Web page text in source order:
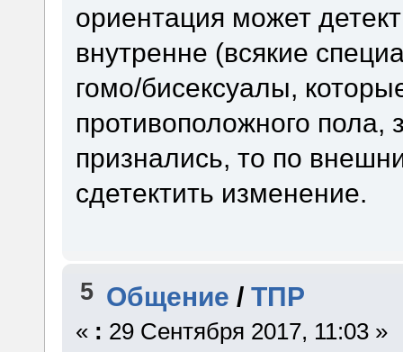
ориентация может
внутренне (всякие
гомо/бисексуалы,
противоположного пола,
признались, то по
сдетектить изменение.
5 Общение /ТПР
« : 29 Сентября 2017, 11:03 »